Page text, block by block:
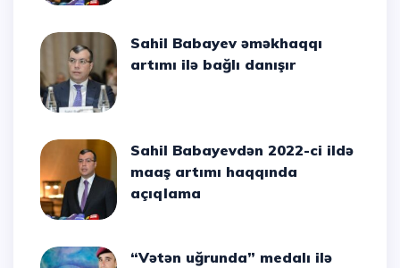
Sahil Babayev əməkhaqqı
artımı ilə bağlı danışır
Sahil Babayevdən 2022-ci ildə
maaş artımı haqqında
açıqlama
“Vətən uğrunda” medalı ilə